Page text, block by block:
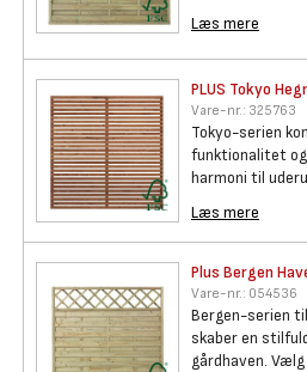
Læs mere
PLUS Tokyo
Vare-nr.: 325763
Tokyo-serien
funktionalitet
harmoni til
Læs mere
Plus Bergen
Vare-nr.: 054536
Bergen-serien
skaber en
gårdhaven.